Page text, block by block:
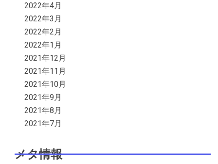
2022年4月
2022年3月
2022年2月
2022年1月
2021年12月
2021年11月
2021年10月
2021年9月
2021年8月
2021年7月
メタ情報